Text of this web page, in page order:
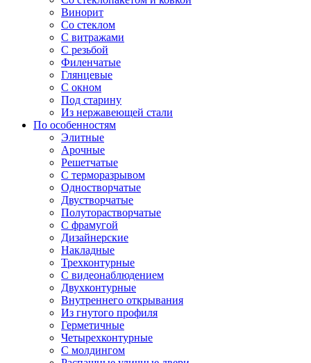
Винорит
Со стеклом
С витражами
С резьбой
Филенчатые
Глянцевые
С окном
Под старину
Из нержавеющей стали
По особенностям
Элитные
Арочные
Решетчатые
С терморазрывом
Одностворчатые
Двустворчатые
Полуторастворчатые
С фрамугой
Дизайнерские
Накладные
Трехконтурные
С видеонаблюдением
Двухконтурные
Внутреннего открывания
Из гнутого профиля
Герметичные
Четырехконтурные
С молдингом